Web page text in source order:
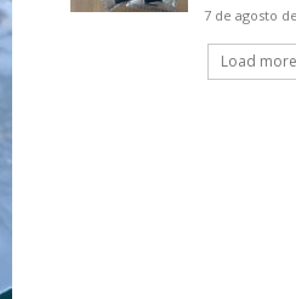
7 de agosto
Load more